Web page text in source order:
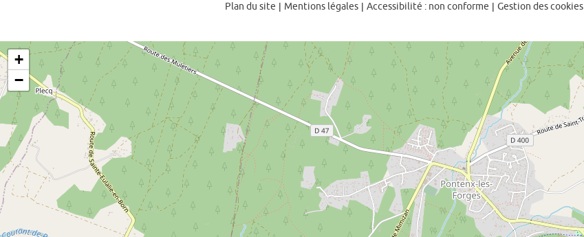
Plan du site | Mentions légales | Accessibilité : non conforme | Gestion des cookies
+
−